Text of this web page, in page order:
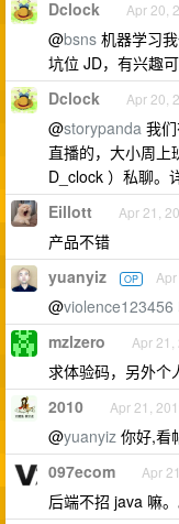
Dclock Apr 20,
@bsns 机器学习
坑位 JD，有兴趣
Dclock Apr 20,
@storypanda 我
直播的，大小周上
D_clock ）私聊。
Eillott Apr 21,
产品不错
yuanyiz OP
@violence123456
mzlzero Apr 21,
求体验码，另外个
2010 Apr 21,
@yuanyiz 你好,看
097ecom Apr
后端不招 java 嘛。